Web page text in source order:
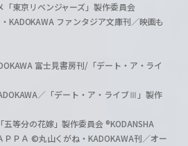
東京リベンジャーズ」製作委員会
KADOKAWA ファンタジア文庫刊／映画も
富士見書房刊/「デート・ア・ライ
／「デート・ア・ライブⅢ」製作
等分の花嫁」製作委員会 ®KODANSHA
ＰＡ ©丸山くがね・KADOKAWA刊／オー